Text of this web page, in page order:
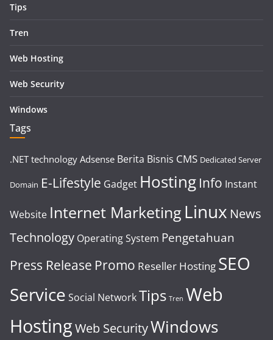
Tips
Tren
Web Hosting
Web Security
Windows
Tags
.NET technology Adsense Berita Bisnis CMS Dedicated Server
Domain E-Lifestyle Gadget Hosting Info Instant
Website Internet Marketing Linux News
Technology Operating System Pengetahuan
Press Release Promo Reseller Hosting SEO
Service Social NetworkTips Tren Web
HostingWeb SecurityWindows